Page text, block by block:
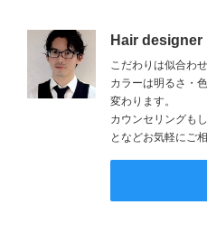
Hair designer
こだわりは似合わ
カラーは明るさ・
変わります。
カウンセリングも
となどお気軽にご